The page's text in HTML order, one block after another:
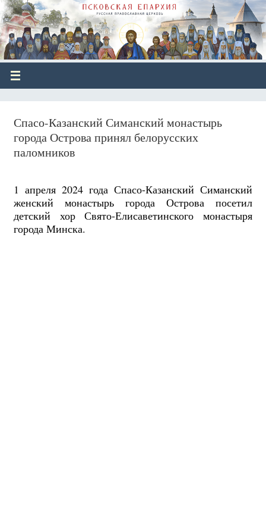
Спасо-Казанский Симанский монастырь
города Острова принял белорусских
паломников
1 апреля 2024 года Спасо-Казанский Симанский
женский монастырь города Острова посетил
детский хор Свято-Елисаветинского монастыря
города Минска.